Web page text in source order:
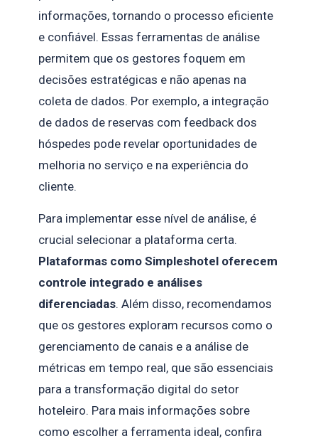
informações, tornando o processo eficiente
e confiável. Essas ferramentas de análise
permitem que os gestores foquem em
decisões estratégicas e não apenas na
coleta de dados. Por exemplo, a integração
de dados de reservas com feedback dos
hóspedes pode revelar oportunidades de
melhoria no serviço e na experiência do
cliente.
Para implementar esse nível de análise, é
crucial selecionar a plataforma certa.
Plataformas como Simpleshotel oferecem
controle integrado e análises
diferenciadas. Além disso, recomendamos
que os gestores exploram recursos como o
gerenciamento de canais e a análise de
métricas em tempo real, que são essenciais
para a transformação digital do setor
hoteleiro. Para mais informações sobre
como escolher a ferramenta ideal, confira